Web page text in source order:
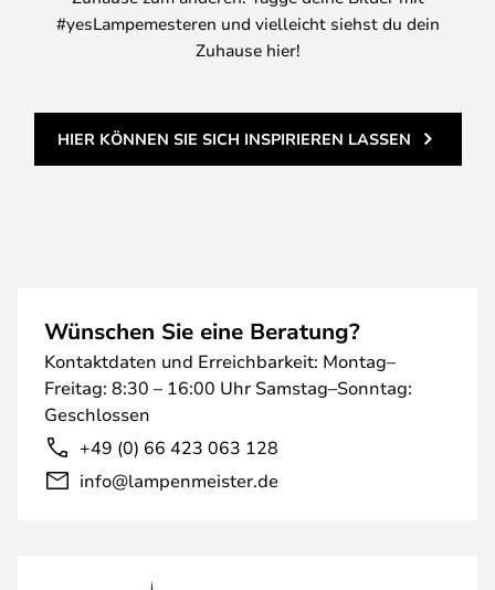
#yesLampemesteren und vielleicht siehst du dein
Zuhause hier!
HIER KÖNNEN SIE SICH INSPIRIEREN LASSEN
Wünschen Sie eine Beratung?
Kontaktdaten und Erreichbarkeit: Montag–
Freitag: 8:30 – 16:00 Uhr Samstag–Sonntag:
Geschlossen
+49 (0) 66 423 063 128
info@lampenmeister.de